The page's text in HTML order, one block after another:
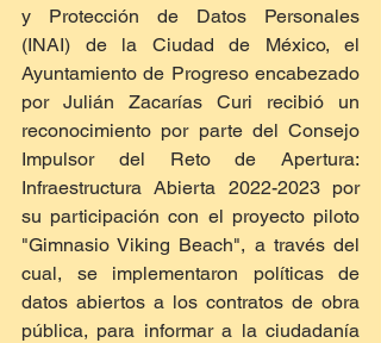
y Protección de Datos Personales
(INAI) de la Ciudad de México, el
Ayuntamiento de Progreso encabezado
por Julián Zacarías Curi recibió un
reconocimiento por parte del Consejo
Impulsor del Reto de Apertura:
Infraestructura Abierta 2022-2023 por
su participación con el proyecto piloto
"Gimnasio Viking Beach", a través del
cual, se implementaron políticas de
datos abiertos a los contratos de obra
pública, para informar a la ciudadanía